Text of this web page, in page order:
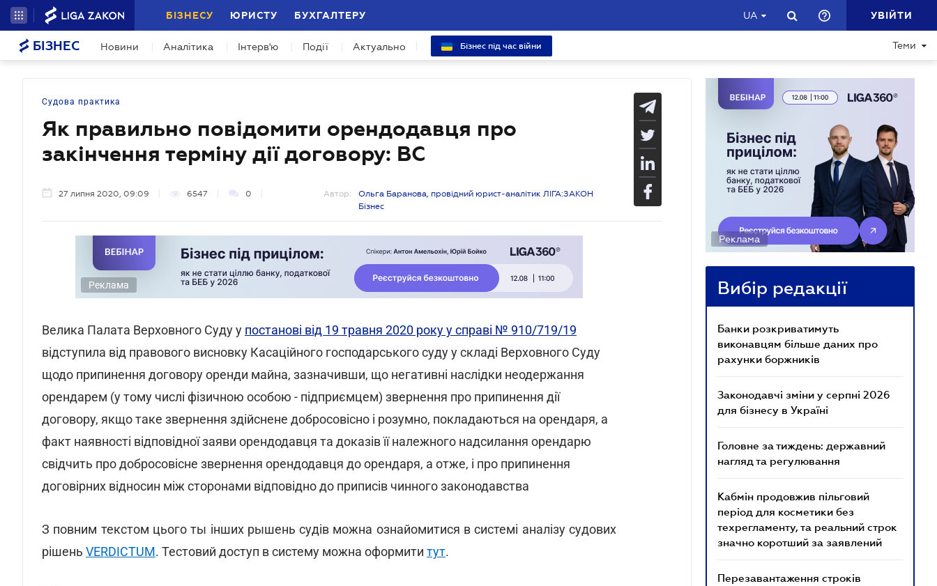
БІЗНЕСУ ЮРИСТУ БУХГАЛТЕРУ UA УВІЙТИ
БІЗНЕС Новини Аналітика Інтерв'ю Події Актуально Бізнес під час війни Теми
Судова практика
Як правильно повідомити орендодавця про
закінчення терміну дії договору: ВС
27 липня 2020, 09:09 6547 0 Автор:
Ольга Баранова, провідний юрист-аналітик ЛІГА:ЗАКОН
Бізнес
Реклама
Велика Палата Верховного Суду у постанові від 19 травня 2020 року у справі № 910/719/19
відступила від правового висновку Касаційного господарського суду у складі Верховного Суду
щодо припинення договору оренди майна, зазначивши, що негативні наслідки неодержання
орендарем (у тому числі фізичною особою - підприємцем) звернення про припинення дії
договору, якщо таке звернення здійснене добросовісно і розумно, покладаються на орендаря, а
факт наявності відповідної заяви орендодавця та доказів її належного надсилання орендарю
свідчить про добросовісне звернення орендодавця до орендаря, а отже, і про припинення
договірних відносин між сторонами відповідно до приписів чинного законодавства
З повним текстом цього ты інших рышень судів можна ознайомитися в системі аналізу судових
рішень VERDICTUM. Тестовий доступ в систему можна оформити тут.
Реклама
Вибір редакції
Банки розкриватимуть
виконавцям більше даних про
рахунки боржників
Законодавчі зміни у серпні 2026
для бізнесу в Україні
Головне за тиждень: державний
нагляд та регулювання
Кабмін продовжив пільговий
період для косметики без
техрегламенту, та реальний строк
значно коротший за заявлений
Перезавантаження строків